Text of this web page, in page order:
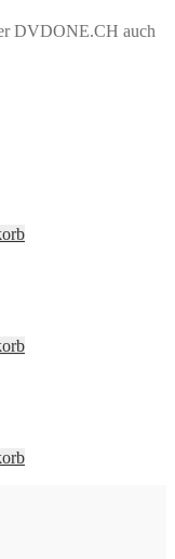
DVDONE.CH auch